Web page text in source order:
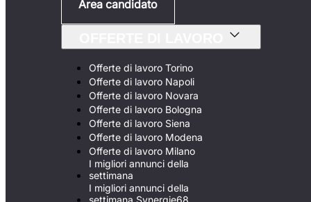
Area candidato
Offerte di lavoro Torino
Offerte di lavoro Napoli
Offerte di lavoro Novara
Offerte di lavoro Bologna
Offerte di lavoro Siena
Offerte di lavoro Modena
Offerte di lavoro Milano
I migliori annunci della
settimana
I migliori annunci della
settimana Synergie68